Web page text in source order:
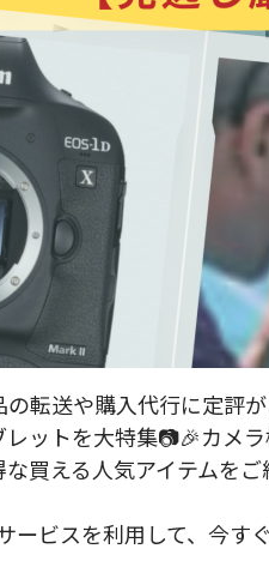
転送や購入代行に定評
ットを大特集📷🎉カメ
買える人気アイテムをご
ービスを利用して、今す